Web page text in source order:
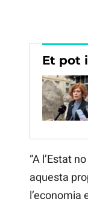
Et pot
“A l’Estat
aquesta
l’economia